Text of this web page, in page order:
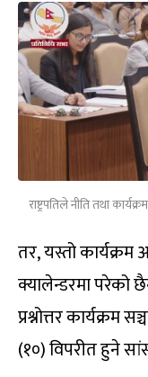
राष्ट्रपतिले नीति तथा
तर, यस्तो
क्यालेन्डरमा परेको
प्रश्नोत्तर कार्यक्रम
(१०) विपरीत हुने